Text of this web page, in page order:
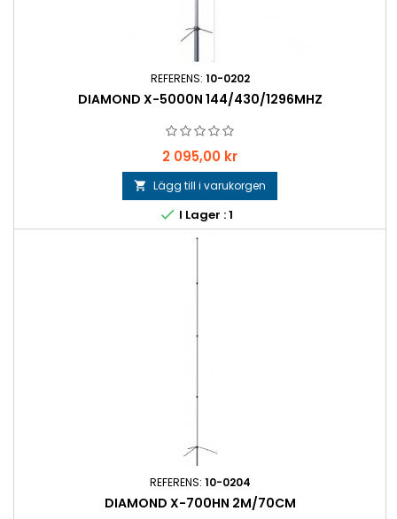
REFERENS: 10-0202
DIAMOND X-5000N 144/430/1296MHZ
Pris
2 095,00 kr
 Lägg till i varukorgen
 I Lager : 1
REFERENS: 10-0204
DIAMOND X-700HN 2M/70CM